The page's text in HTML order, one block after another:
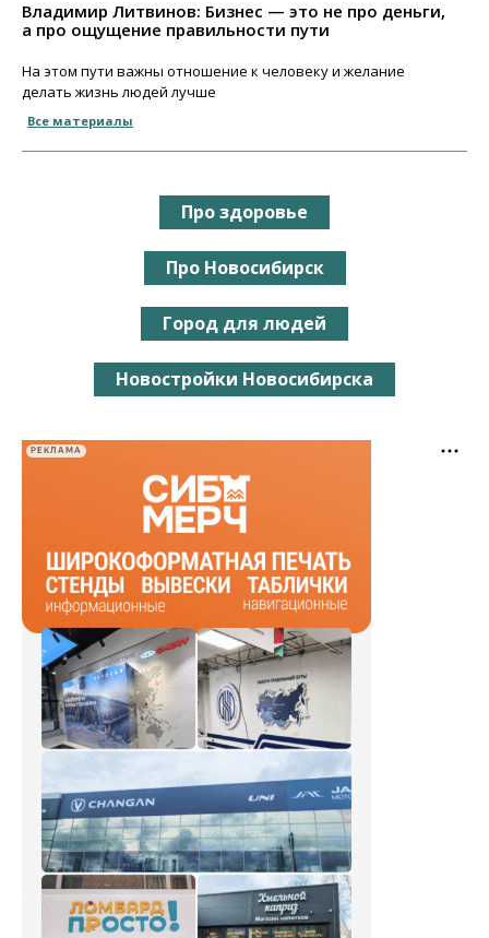
Владимир Литвинов: Бизнес — это не про деньги,
а про ощущение правильности пути
На этом пути важны отношение к человеку и желание
делать жизнь людей лучше
Все материалы
Про здоровье
Про Новосибирск
Город для людей
Новостройки Новосибирска
РЕКЛАМА